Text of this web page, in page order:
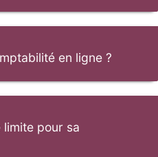
en ligne ?
limite pour sa